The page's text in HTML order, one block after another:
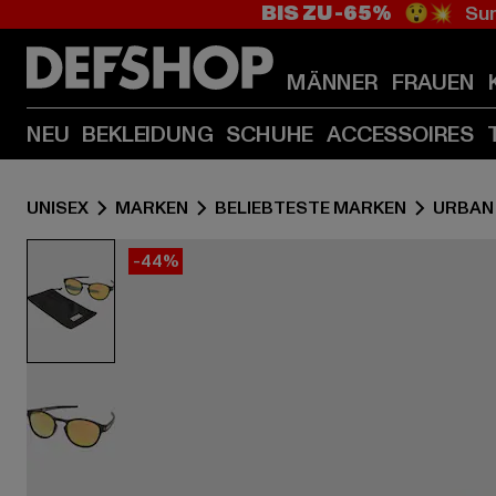
BIS ZU -65% 😲💥
MÄNNER FRAUEN
NEU BEKLEIDUNG SCHUHE ACCESSOIRES
UNISEX MARKEN BELIEBTESTE MARKEN
-44%